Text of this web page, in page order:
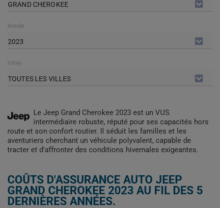
GRAND CHEROKEE
Année
2023
Villes
TOUTES LES VILLES
Le Jeep Grand Cherokee 2023 est un VUS
intermédiaire robuste, réputé pour ses capacités hors
route et son confort routier. Il séduit les familles et les
aventuriers cherchant un véhicule polyvalent, capable de
tracter et d'affronter des conditions hivernales exigeantes.
COÛTS D'ASSURANCE AUTO JEEP
GRAND CHEROKEE 2023 AU FIL DES 5
DERNIÈRES ANNÉES.